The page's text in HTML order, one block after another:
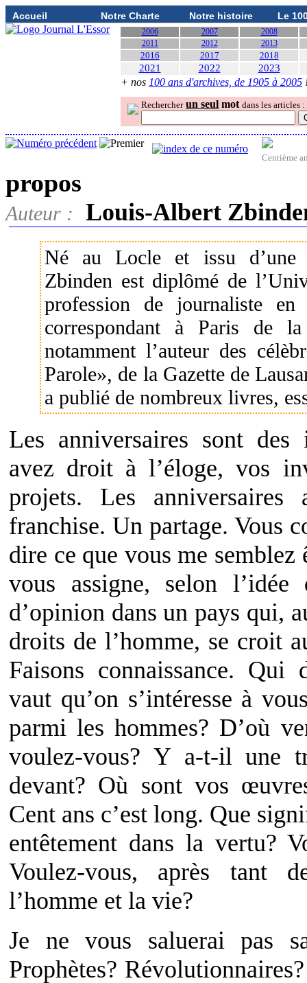
Accueil Notre Charte Notre histoire Le
2006 2007
2008
2011
2012 2013
2016 2017 2018
2021 2022 2023
+ nos 100 ans d'archives, de 1905 à 2005
Rechercher un seul mot dans les articles :
Centième
propos
Auteur : Louis-Albert
Né au Locle et issu d’une
Zbinden est diplômé de
profession de journaliste
correspondant à Paris de
notamment l’auteur des
Parole», de la Gazette de
a publié de nombreux livres,
Les anniversaires sont des
avez droit à l’éloge, vos
projets. Les anniversaires
franchise. Un partage. Vous
dire ce que vous me
vous assigne, selon
d’opinion dans un pays qui,
droits de l’homme, se croit
Faisons connaissance. Qui
vaut qu’on s’intéresse à
parmi les hommes? D’où
voulez-vous? Y a-t-il une
devant? Où sont vos
Cent ans c’est long. Que
entêtement dans la vertu?
Voulez-vous, après tant
l’homme et la vie?
Je ne vous saluerai pas
Prophètes?